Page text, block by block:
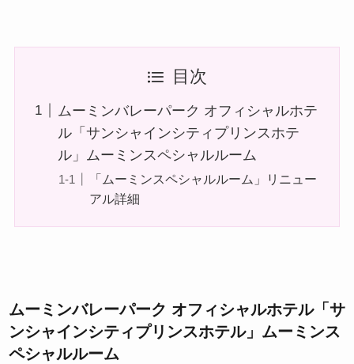
目次
ムーミンバレーパーク オフィシャルホテ
ル「サンシャインシティプリンスホテ
ル」ムーミンスペシャルルーム
「ムーミンスペシャルルーム」リニュー
アル詳細
ムーミンバレーパーク オフィシャルホテル「サ
ンシャインシティプリンスホテル」ムーミンス
ペシャルルーム